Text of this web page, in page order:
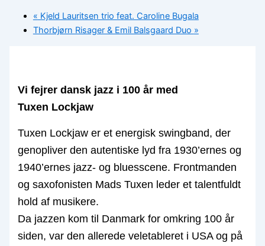
« Kjeld Lauritsen trio feat. Caroline Bugala
Thorbjørn Risager & Emil Balsgaard Duo »
Vi fejrer dansk jazz i 100 år med
Tuxen Lockjaw
Tuxen Lockjaw er et energisk swingband, der
genopliver den autentiske lyd fra 1930’ernes og
1940’ernes jazz- og bluesscene. Frontmanden
og saxofonisten Mads Tuxen leder et talentfuldt
hold af musikere.
Da jazzen kom til Danmark for omkring 100 år
siden, var den allerede veletableret i USA og på